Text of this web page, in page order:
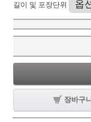
길이 및 포장단위
장바구니